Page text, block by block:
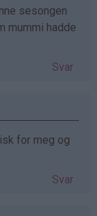
sesongen
mummi hadde
Svar
for meg og
Svar